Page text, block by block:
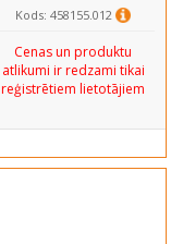
Kods: 458155.012
Cenas un produktu
atlikumi ir redzami tikai
reģistrētiem lietotājiem